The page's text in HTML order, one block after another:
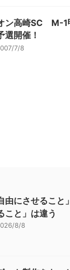
ン高崎SC M-1
選開催！
7/8
由にさせるこ
こと」は違う
8/8